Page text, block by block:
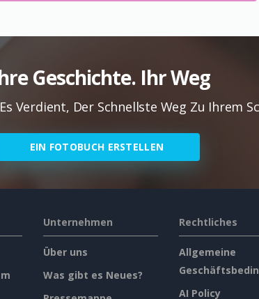
Geschichte. Ihr Weg
Verdient, Der Schnellste Weg Zu Ihrem
EIN FOTOBUCH ERSTELLEN
Unternehmen
Über uns
Was gibt es Neues?
Rechtliches
Allgemeine
AI Policy